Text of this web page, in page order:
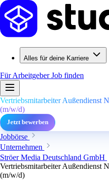
Alles für deine Karriere
Für ArbeitgeberJob finden
Vertriebsmitarbeiter Außendienst
(m/w/d)
Jetzt bewerben
Jobbörse
Unternehmen
Ströer Media Deutschland GmbH
Vertriebsmitarbeiter Außendienst
(m/w/d)